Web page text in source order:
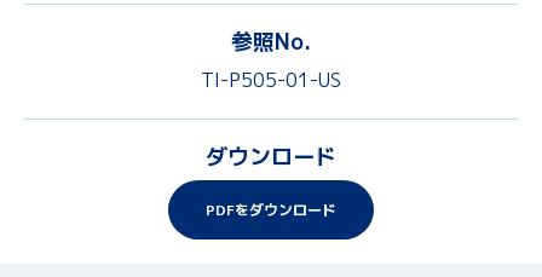
参照No.
TI-P505-01-US
ダウンロード
PDFをダウンロード